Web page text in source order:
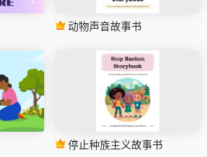
动物声音故事书
停止种族主义故事书